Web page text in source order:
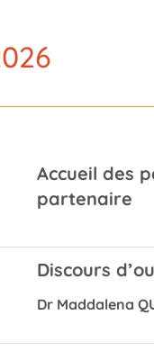
Accueil des
partenaire
Discours
Dr Maddalena